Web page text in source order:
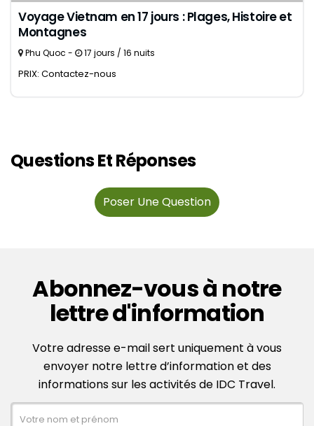
Voyage Vietnam en 17 jours : Plages, Histoire et
Montagnes
Phu Quoc - 17 jours / 16 nuits
PRIX: Contactez-nous
Questions Et Réponses
Poser Une Question
Abonnez-vous à notre
lettre d'information
Votre adresse e-mail sert uniquement à vous
envoyer notre lettre d’information et des
informations sur les activités de IDC Travel.